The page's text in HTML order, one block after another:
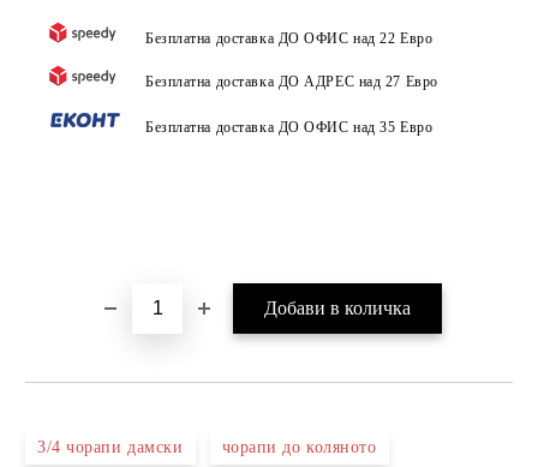
Безплатна доставка ДО ОФИС над 22 Евро
Безплатна доставка ДО АДРЕС над 27 Евро
Безплатна доставка ДО ОФИС над 35 Евро
3/4 чорапи дамски чорапи до коляното